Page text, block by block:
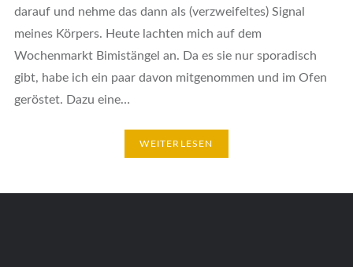
darauf und nehme das dann als (verzweifeltes) Signal
meines Körpers. Heute lachten mich auf dem
Wochenmarkt Bimistängel an. Da es sie nur sporadisch
gibt, habe ich ein paar davon mitgenommen und im Ofen
geröstet. Dazu eine…
WEITERLESEN